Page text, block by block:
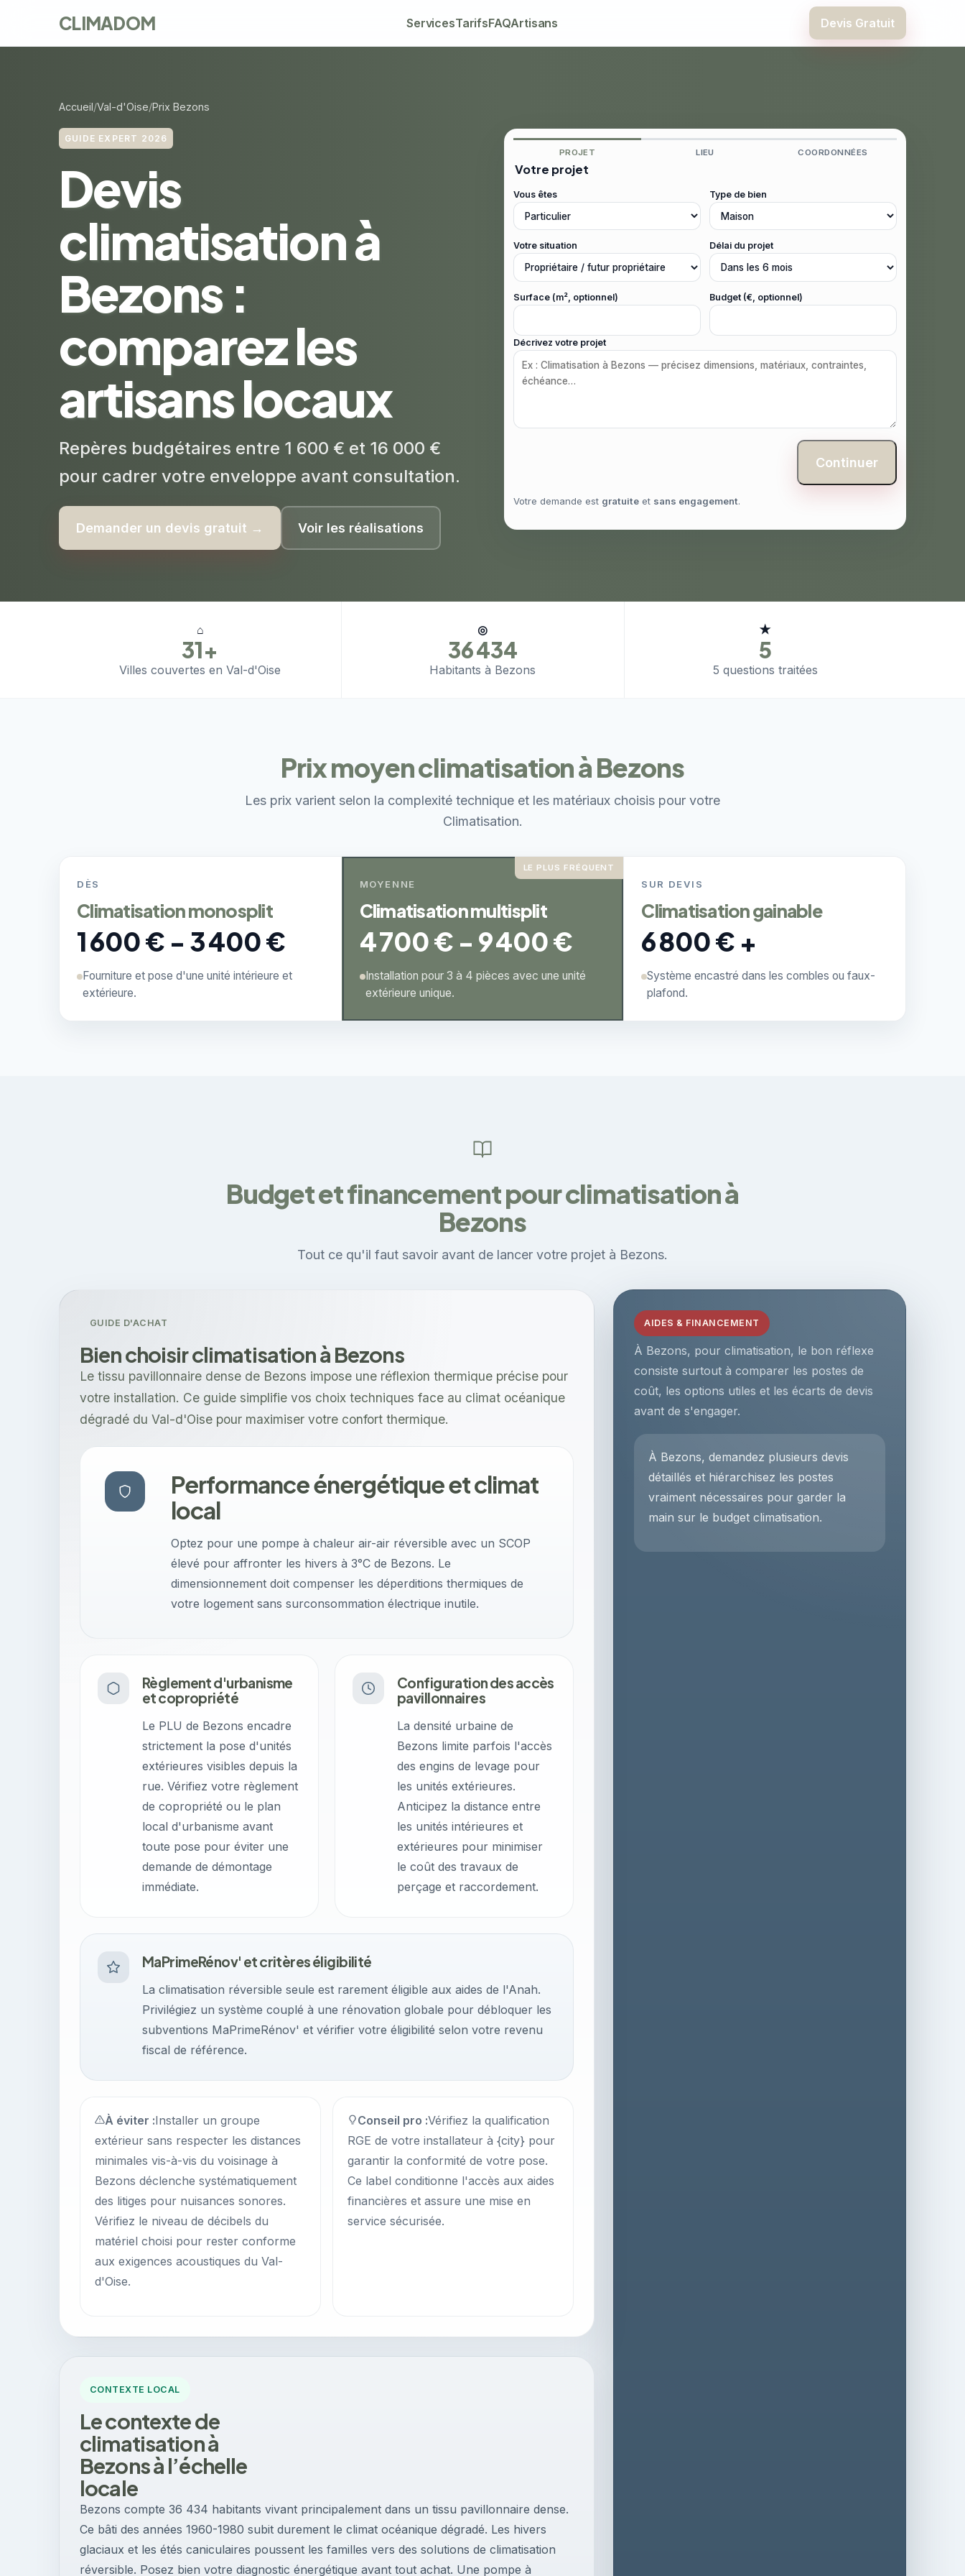
CLIMADOM ServicesTarifsFAQArtisans Devis Gratuit
Accueil Val-d'Oise Prix Bezons
GUIDE EXPERT 2026
Devis
climatisation à
Bezons :
comparez les
artisans locaux
Repères budgétaires entre 1 600 € et 16 000 €
pour cadrer votre enveloppe avant consultation.
Demander un devis gratuit → Voir les réalisations
PROJET LIEU COORDONNÉES
Votre projet
Vous êtes Type de bien
Votre situation Délai du projet
Surface (m², optionnel) Budget (€, optionnel)
Décrivez votre projet
Continuer
Votre demande est gratuite et sans engagement.
⌂
31+
Villes couvertes en Val-d'Oise
◎
36 434
Habitants à Bezons
★
5
5 questions traitées
Prix moyen climatisation à Bezons
Les prix varient selon la complexité technique et les matériaux choisis pour votre
Climatisation.
DÈS
Climatisation monosplit
1 600 € - 3 400 €
Fourniture et pose d'une unité intérieure et
extérieure.
LE PLUS FRÉQUENT
MOYENNE
Climatisation multisplit
4 700 € - 9 400 €
Installation pour 3 à 4 pièces avec une unité
extérieure unique.
SUR DEVIS
Climatisation gainable
6 800 € +
Système encastré dans les combles ou faux-
plafond.
Budget et financement pour climatisation à
Bezons
Tout ce qu'il faut savoir avant de lancer votre projet à Bezons.
AIDES & FINANCEMENT
À Bezons, pour climatisation, le bon réflexe
consiste surtout à comparer les postes de
coût, les options utiles et les écarts de devis
avant de s'engager.
À Bezons, demandez plusieurs devis
détaillés et hiérarchisez les postes
vraiment nécessaires pour garder la
main sur le budget climatisation.
GUIDE D'ACHAT
Bien choisir climatisation à Bezons
Le tissu pavillonnaire dense de Bezons impose une réflexion thermique précise pour
votre installation. Ce guide simplifie vos choix techniques face au climat océanique
dégradé du Val-d'Oise pour maximiser votre confort thermique.
Performance énergétique et climat
local
Optez pour une pompe à chaleur air-air réversible avec un SCOP
élevé pour affronter les hivers à 3°C de Bezons. Le
dimensionnement doit compenser les déperditions thermiques de
votre logement sans surconsommation électrique inutile.
Règlement d'urbanisme
et copropriété
Le PLU de Bezons encadre
strictement la pose d'unités
extérieures visibles depuis la
rue. Vérifiez votre règlement
de copropriété ou le plan
local d'urbanisme avant
toute pose pour éviter une
demande de démontage
immédiate.
Configuration des accès
pavillonnaires
La densité urbaine de
Bezons limite parfois l'accès
des engins de levage pour
les unités extérieures.
Anticipez la distance entre
les unités intérieures et
extérieures pour minimiser
le coût des travaux de
perçage et raccordement.
MaPrimeRénov' et critères éligibilité
La climatisation réversible seule est rarement éligible aux aides de l'Anah.
Privilégiez un système couplé à une rénovation globale pour débloquer les
subventions MaPrimeRénov' et vérifier votre éligibilité selon votre revenu
fiscal de référence.
À éviter :Installer un groupe
extérieur sans respecter les distances
minimales vis-à-vis du voisinage à
Bezons déclenche systématiquement
des litiges pour nuisances sonores.
Vérifiez le niveau de décibels du
matériel choisi pour rester conforme
aux exigences acoustiques du Val-
d'Oise.
Conseil pro :Vérifiez la qualification
RGE de votre installateur à {city} pour
garantir la conformité de votre pose.
Ce label conditionne l'accès aux aides
financières et assure une mise en
service sécurisée.
CONTEXTE LOCAL
Le contexte de
climatisation à
Bezons à l’échelle
locale
Bezons compte 36 434 habitants vivant principalement dans un tissu pavillonnaire dense.
Ce bâti des années 1960-1980 subit durement le climat océanique dégradé. Les hivers
glaciaux et les étés caniculaires poussent les familles vers des solutions de climatisation
réversible. Posez bien votre diagnostic énergétique avant tout achat. Une pompe à